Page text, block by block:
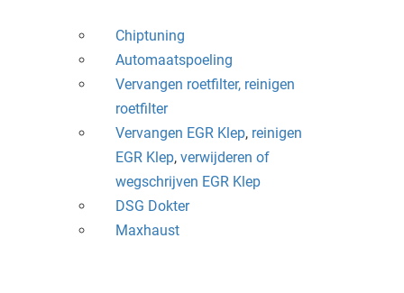
Chiptuning
Automaatspoeling
Vervangen roetfilter, reinigen
roetfilter
Vervangen EGR Klep, reinigen
EGR Klep,verwijderen of
wegschrijven EGR Klep
DSG Dokter
Maxhaust